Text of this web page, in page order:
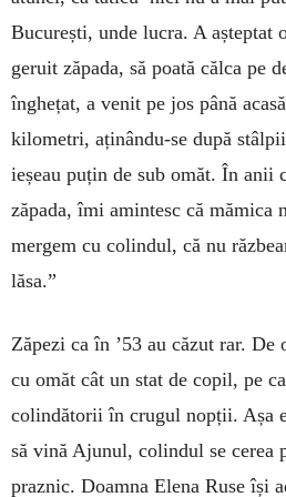
București, unde lucra. A așteptat
geruit zăpada, să poată călca pe
înghețat, a venit pe jos până
kilometri, aținându-se după
ieșeau puțin de sub omăt. În anii
zăpada, îmi amintesc că mămica
mergem cu colindul, că nu
lăsa.”
Zăpezi ca în ’53 au căzut rar.
cu omăt cât un stat de copil, pe
colindătorii în crugul nopții. Așa
să vină Ajunul, colindul se cerea
praznic. Doamna Elena Ruse își